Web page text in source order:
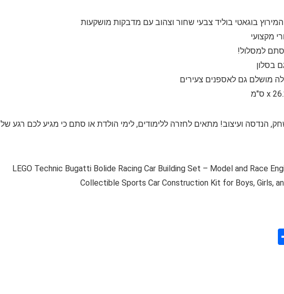
בוגאטי בוליד צבעי שחור וצהוב עם מדבקות מושקעות
למסלול!
בסלון
ועיצוב! מתאים לחזרה ללימודים, לימי הולדת או סתם כי מגיע לכם רגע של
LEGO Technic Bugatti Bolide Racing Car Building Set – Model and Race
Collectible Sports Car Construction Kit for Boys, Girls,